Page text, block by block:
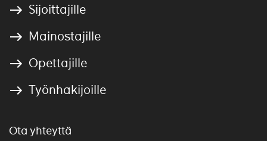
Sijoittajille
Mainostajille
Opettajille
Työnhakijoille
Ota yhteyttä